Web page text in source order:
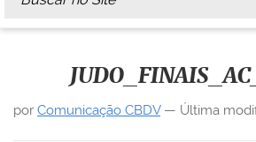
Busca Avançada…
por Comunicação CBDV— Última